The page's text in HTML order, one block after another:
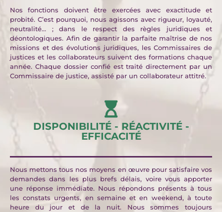
Nos fonctions doivent être exercées avec exactitude et
probité. C’est pourquoi, nous agissons avec rigueur, loyauté,
neutralité… ; dans le respect des règles juridiques et
déontologiques. Afin de garantir la parfaite maîtrise de nos
missions et des évolutions juridiques, les Commissaires de
justices et les collaborateurs suivent des formations chaque
année. Chaque dossier confié est traité directement par un
Commissaire de justice, assisté par un collaborateur attitré.
DISPONIBILITÉ - RÉACTIVITÉ -
EFFICACITÉ
Nous mettons tous nos moyens en œuvre pour satisfaire vos
demandes dans les plus brefs délais, voire vous apporter
une réponse immédiate. Nous répondons présents à tous
les constats urgents, en semaine et en weekend, à toute
heure du jour et de la nuit. Nous sommes toujours